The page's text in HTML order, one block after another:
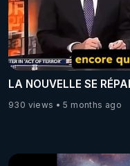
LA NOUVELLE SE
930 views 5 months ago